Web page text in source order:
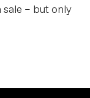
– but only